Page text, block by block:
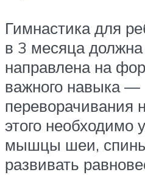
Гимнастика для
в 3 месяца
направлена на
важного навыка —
переворачивания
этого необходимо
мышцы шеи,
развивать